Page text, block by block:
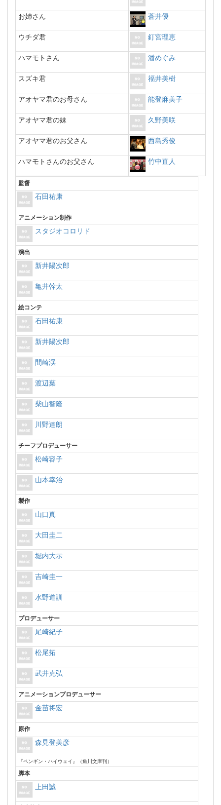
お姉さん 蒼井優
ウチダ君 釘宮理恵
ハマモトさん 潘めぐみ
スズキ君 福井美樹
アオヤマ君のお母さん 能登麻美子
アオヤマ君の妹 久野美咲
アオヤマ君のお父さん 西島秀俊
ハマモトさんのお父さん 竹中直人
監督
石田祐康
アニメーション制作
スタジオコロリド
演出
新井陽次郎
亀井幹太
絵コンテ
石田祐康
新井陽次郎
間崎渓
渡辺葉
柴山智隆
川野達朗
チーフプロデューサー
松崎容子
山本幸治
製作
山口真
大田圭二
堀内大示
吉崎圭一
水野道訓
プロデューサー
尾崎紀子
松尾拓
武井克弘
アニメーションプロデューサー
金苗将宏
原作
森見登美彦
『ペンギン・ハイウェイ』（角川文庫刊）
脚本
上田誠